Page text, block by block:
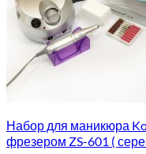
Набор для маникюра
фрезером ZS-601 (